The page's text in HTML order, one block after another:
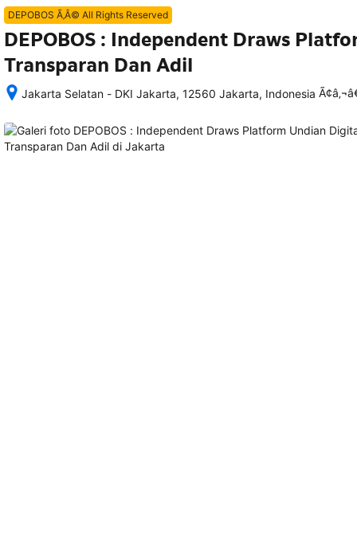
DEPOBOS Ã‚Â© All Rights Reserved
DEPOBOS : Independent Draws
Transparan Dan Adil
Jakarta Selatan - DKI Jakarta, 12560 Jakarta, Indonesia
memesan,
rincian